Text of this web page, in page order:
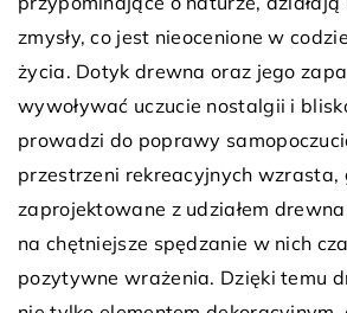
zmysły, co jest nieocenione w
życia. Dotyk drewna oraz jego
wywoływać uczucie nostalgii i
prowadzi do poprawy
przestrzeni rekreacyjnych wzrasta,
zaprojektowane z udziałem
na chętniejsze spędzanie w nich
pozytywne wrażenia. Dzięki temu